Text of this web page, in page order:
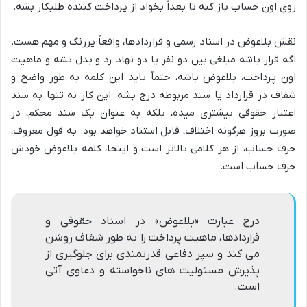
روی اون حساب باز کنه تا بعداً بخواد از پرداخت کننده طلبکار بشه.
نقش بلاعوض در اسناد رسمی و قراردادها، واقعاً پررنگ و مهم هست.
اگه قرار باشه مبلغی بین دو نفر یا دو نهاد رد و بدل بشه و ماهیت
اون پرداخت، بلاعوض باشه، حتماً باید این کلمه به طور واضح و
شفاف در قرارداد یا سند مربوطه درج بشه. این کار نه تنها به سند
اعتبار حقوقی بیشتری میده، بلکه به عنوان یک سند محکم، در
صورت بروز هرگونه اختلاف، قابل استناد خواهد بود. به قول معروف،
حرف حساب، از هر کلامی بالاتر است و اینجا، کلمه بلاعوض خودش
حرف حساب است.
درج عبارت «بلاعوض» در اسناد حقوقی و
قراردادها، ماهیت پرداخت را به طور شفاف روشن
می کند و سپر دفاعی قدرتمندی برای جلوگیری از
پذیرش مسئولیت های ناخواسته و دعاوی آتی
است.